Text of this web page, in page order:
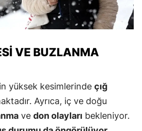
VE BUZLANMA
yüksek kesimlerinde çığ
Ayrıca, iç ve doğu
ve don olayları bekleniyor.